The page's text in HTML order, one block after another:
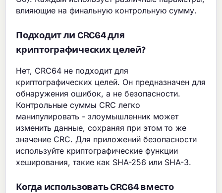
влияющие на финальную контрольную сумму.
Подходит ли CRC64 для
криптографических целей?
Нет, CRC64 не подходит для
криптографических целей. Он предназначен для
обнаружения ошибок, а не безопасности.
Контрольные суммы CRC легко
манипулировать - злоумышленник может
изменить данные, сохраняя при этом то же
значение CRC. Для приложений безопасности
используйте криптографические функции
хеширования, такие как SHA-256 или SHA-3.
Когда использовать CRC64 вместо